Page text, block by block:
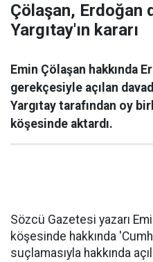
Çölaşan, Erdoğan
Yargıtay'ın kararı
Emin Çölaşan hakkında
gerekçesiyle açılan
Yargıtay tarafından oy
köşesinde aktardı.
Sözcü Gazetesi yazarı
köşesinde hakkında
suçlamasıyla hakkında